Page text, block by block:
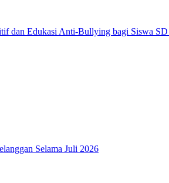
dan Edukasi Anti-Bullying bagi Siswa
Selama Juli 2026